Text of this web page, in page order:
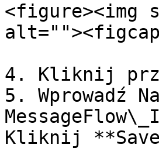
<figure><img
4. Kliknij
5. Wprowadź
Kliknij